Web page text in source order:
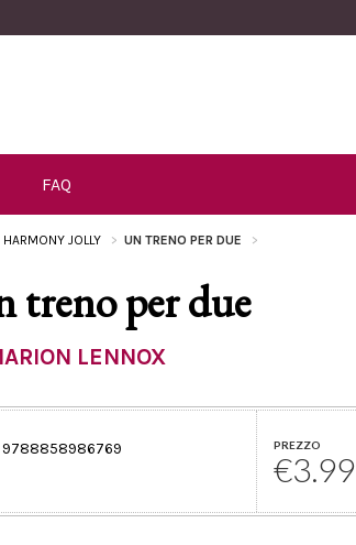
FAQ
HARMONY JOLLY UN TRENO PER DUE
treno per due
LENNOX
9788858986769 PREZZO
€3.99